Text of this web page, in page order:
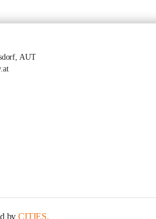
AUT
byCITIES.